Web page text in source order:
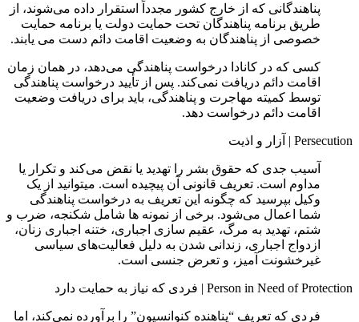
پناهندگانی که از خارج کشور مجدداً استقرار داده می‌شوند، از
طریق برنامه پناهندگان تحت حمایت دولت یا برنامه حمایت
خصوصی از پناهندگان به وضعیت اقامت دائم دست می‌ یابند.
کسی که در کانادا درخواست پناهندگی می‌دهد، در همان زمان
اقامت دائم دریافت نمی‌کند. پس از تأیید درخواست پناهندگی
توسط کمیته مهاجرت و پناهندگی، باید برای دریافت وضعیت
اقامت دائم درخواست دهد.
Persecution
| آزار و اذیت
آسیب جدی که حقوق بشر را تهدید یا نقض می‌کند و تکرار یا
مداوم است. تعریف قانونی آن پیچیده است. میتوانید از یک
وکیل بپرسید که چگونه این تعریف به درخواست پناهندگی
شما اعمال می‌شود. برخی از نمونه ها شامل شکنجه، ضرب و
شتم، تهدید به مرگ، عقیم سازی اجباری، ختنه اجباری زنان،
ازدواج اجباری، زندانی شدن به دلیل فعالیت‌های سیاسی
غیرخشونت‌ آمیز، و تعرض جنسی است.
Person in Need of Protection
| فردی که نیاز به حمایت دارد
فردی که تعریف “پناهنده کنوانسیون” را برآورده نمی‌کند، اما